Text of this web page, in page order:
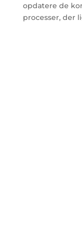
opdatere de
processer, der